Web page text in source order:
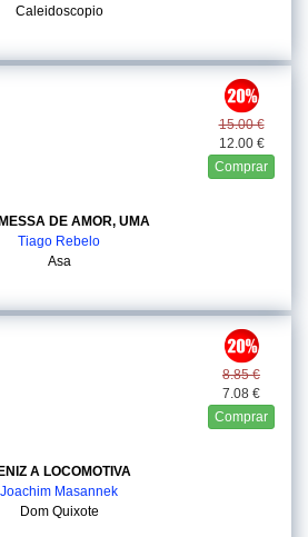
Caleidoscopio
15.00 €
12.00 €
Comprar
DE AMOR, UMA
Tiago Rebelo
Asa
8.85 €
7.08 €
Comprar
A LOCOMOTIVA
Joachim Masannek
Dom Quixote